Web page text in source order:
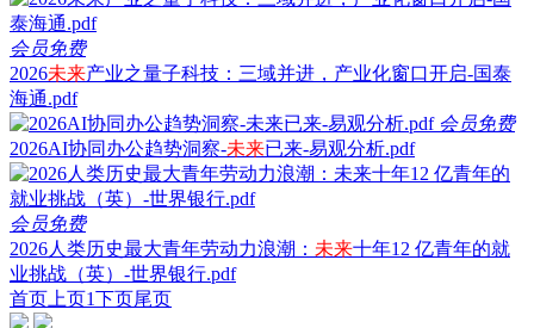
会员免费
2026未来产业之量子科技：三域并进，产业化窗口开启-国泰
海通.pdf
会员免费
2026AI协同办公趋势洞察-未来已来-易观分析.pdf
会员免费
2026人类历史最大青年劳动力浪潮： 未来十年12 亿青年的就
业挑战（英）-世界银行.pdf
首页 上页1下页尾页